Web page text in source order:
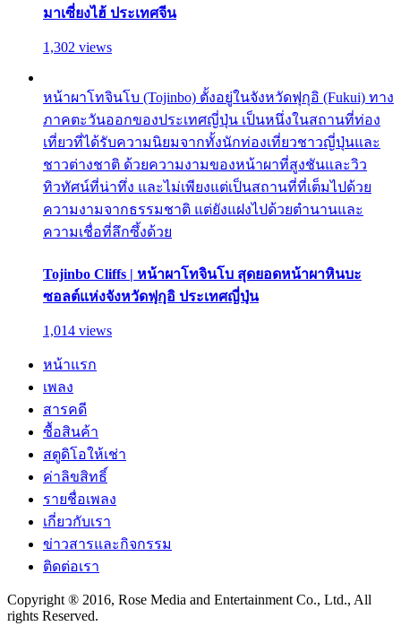
มาเซี่ยงไฮ้ ประเทศจีน
1,302 views
หน้าผาโทจินโบ (Tojinbo) ตั้งอยู่ในจังหวัดฟุกุอิ (Fukui) ทาง
ภาคตะวันออกของประเทศญี่ปุ่น เป็นหนึ่งในสถานที่ท่อง
เที่ยวที่ได้รับความนิยมจากทั้งนักท่องเที่ยวชาวญี่ปุ่นและ
ชาวต่างชาติ ด้วยความงามของหน้าผาที่สูงชันและวิว
ทิวทัศน์ที่น่าทึ่ง และไม่เพียงแต่เป็นสถานที่ที่เต็มไปด้วย
ความงามจากธรรมชาติ แต่ยังแฝงไปด้วยตำนานและ
ความเชื่อที่ลึกซึ้งด้วย
Tojinbo Cliffs | หน้าผาโทจินโบ สุดยอดหน้าผาหินบะ
ซอลต์แห่งจังหวัดฟุกุอิ ประเทศญี่ปุ่น
1,014 views
หน้าแรก
เพลง
สารคดี
ซื้อสินค้า
สตูดิโอให้เช่า
ค่าลิขสิทธิ์
รายชื่อเพลง
เกี่ยวกับเรา
ข่าวสารและกิจกรรม
ติดต่อเรา
Copyright ® 2016, Rose Media and Entertainment Co., Ltd., All
rights Reserved.